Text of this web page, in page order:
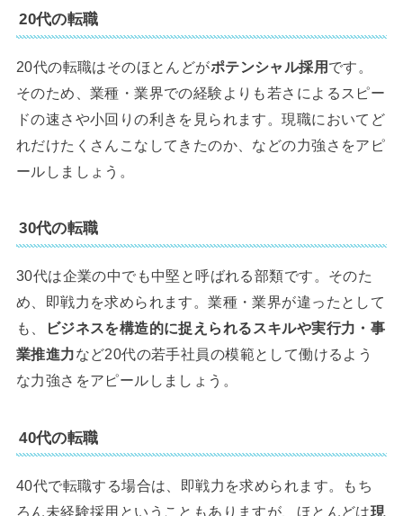
20代の転職
20代の転職はそのほとんどがポテンシャル採用 です。
そのため、業種・業界での経験よりも若さによるスピー
ドの速さや小回りの利きを見られます。現職においてど
れだけたくさんこなしてきたのか、などの力強さをアピ
ールしましょう。
30代の転職
30代は企業の中でも中堅と呼ばれる部類です。そのた
め、即戦力を求められます。業種・業界が違ったとして
も、
ビジネスを構造的に捉えられるスキルや実行力・事
業推進力など20代の若手社員の模範として働けるよう
な力強さをアピールしましょう。
40代の転職
40代で転職する場合は、即戦力を求められます。もち
ろん未経験採用ということもありますが、ほとんどは現